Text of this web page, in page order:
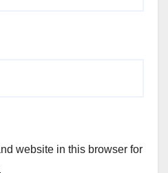
website in this browser for